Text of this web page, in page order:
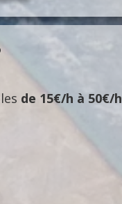
de 15€/h à 50€/h